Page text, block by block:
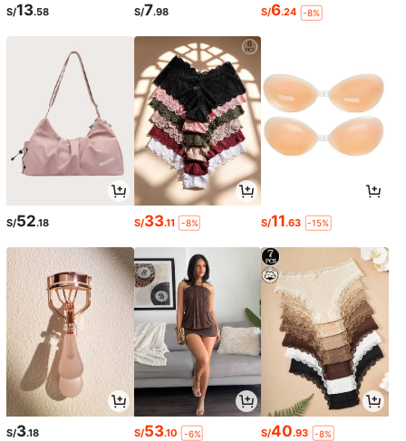
S/13.58 S/7.98 S/6.24 -8%
S/52.18 S/33.11 -8% S/11.63 -15%
S/3.18 S/53.10 -6% S/40.93 -8%